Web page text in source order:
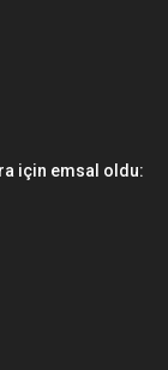
için emsal oldu: